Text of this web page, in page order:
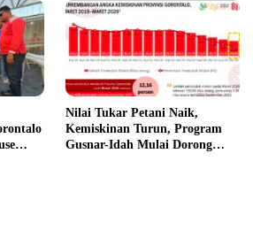
Nilai Tukar Petani Naik,
Kemiskinan Turun, Program
Gusnar-Idah Mulai Dorong